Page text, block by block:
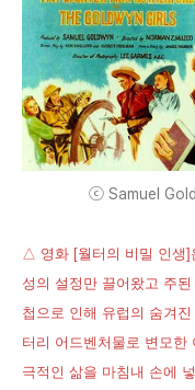
ⓒ Samuel
△ 영화 [월터의 비밀 인생]
성의 설정만 끌어왔고 주
첩으로 인해 유럽의 숨겨
터리 어드벤처물로 변모한
극적인 삶을 마침내 손에